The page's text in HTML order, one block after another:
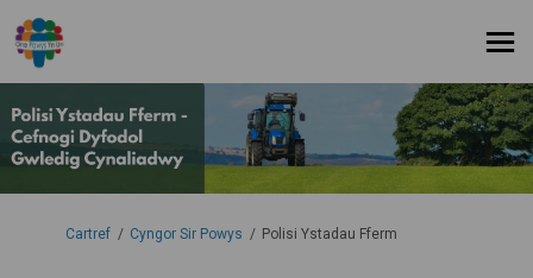
Rydych yma:
Cartref Cyngor Sir Powys Polisi Ystadau Fferm